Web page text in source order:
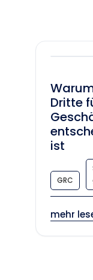
Dritte
ist
GRC
mehr